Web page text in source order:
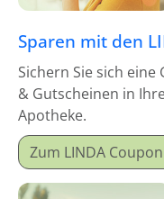
Sparen mit den
Sichern Sie sich
& Gutscheinen in
Apotheke.
Zum LINDA Coupon